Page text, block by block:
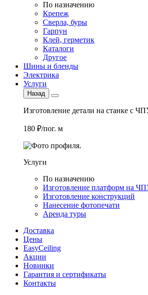
По назначению
Крепеж
Сверла, буры
Гарпун
Клей, герметик
Каталоги
Другое
Шины и бленды
Электрика
Услуги
Назад
Изготовление детали на станке с
180 ₽/пог. м
Услуги
По назначению
Изготовление платформ на
Изготовление конструкций
Нанесение фотопечати
Аренда туры
Доставка
Цены
EasyCeiling
Акции
Новинки
Гарантия и сертификаты
Контакты